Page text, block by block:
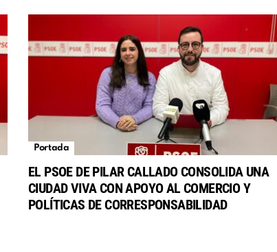
Portada
EL PSOE DE PILAR CALLADO CONSOLIDA UNA
CIUDAD VIVA CON APOYO AL COMERCIO Y
POLÍTICAS DE CORRESPONSABILIDAD